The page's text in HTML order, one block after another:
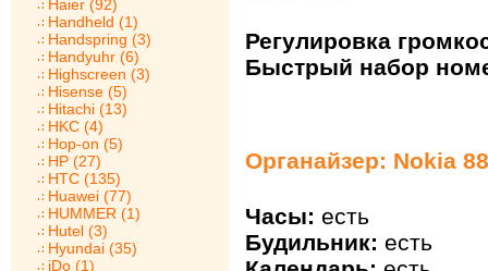
Haier (92)
Handheld (1)
Handspring (3)
Handyuhr (6)
Highscreen (3)
Hisense (5)
Hitachi (13)
HKC (4)
Hop-on (5)
HP (27)
HTC (135)
Huawei (77)
HUMMER (1)
Hutel (3)
Hyundai (35)
iDo (1)
Регулировка
Быстрый набор
Органайзер: Nokia
Часы: есть
Будильник: есть